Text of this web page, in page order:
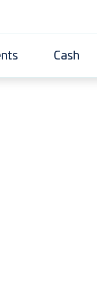
Cash